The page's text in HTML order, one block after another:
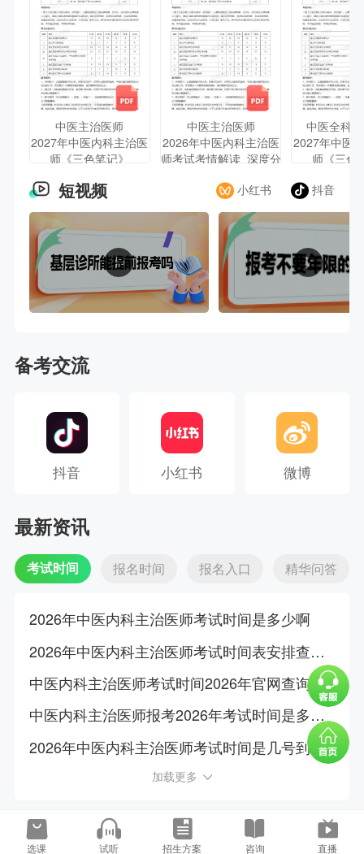
中医主治医师
2027年中医内科主治医
师《三色笔记》
中医主治医师
2026年中医内科主治医
师考试考情解读_深度分
中医全科
2027年中医
师《三色
短视频 抖音
小红书
备考交流
抖音 小红书 微博
最新资讯
考试时间 报名时间 报名入口 精华问答
2026年中医内科主治医师考试时间是多少啊
2026年中医内科主治医师考试时间表安排查询网址是什么?
中医内科主治医师考试时间2026年官网查询入口在哪儿
中医内科主治医师报考2026年考试时间是多少号开始的
2026年中医内科主治医师考试时间是几号到几号啊
加载更多
选课 试听 招生方案 咨询 直播